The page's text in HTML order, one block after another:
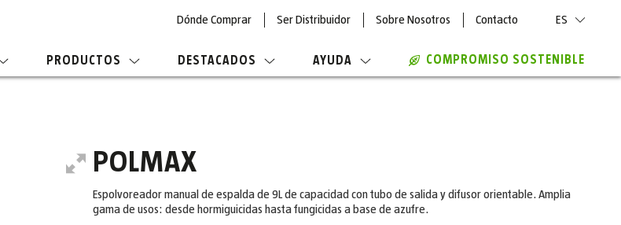
Dónde Comprar Ser Distribuidor Sobre Nosotros Contacto ES
PRODUCTOS DESTACADOS AYUDA COMPROMISO SOSTENIBLE
POLMAX
Espolvoreador manual de espalda de 9L de capacidad con tubo de salida y difusor orientable. Amplia
gama de usos: desde hormiguicidas hasta fungicidas a base de azufre.